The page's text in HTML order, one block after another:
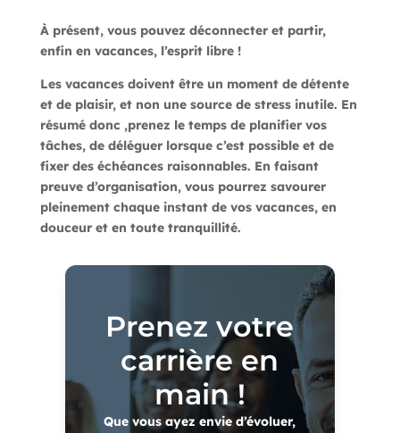
À présent, vous pouvez déconnecter et partir,
enfin en vacances, l’esprit libre !
Les vacances doivent être un moment de détente
et de plaisir, et non une source de stress inutile. En
résumé donc ,prenez le temps de planifier vos
tâches, de déléguer lorsque c’est possible et de
fixer des échéances raisonnables. En faisant
preuve d’organisation, vous pourrez savourer
pleinement chaque instant de vos vacances, en
douceur et en toute tranquillité.
Prenez votre
carrière en
main !
Que vous ayez envied’évoluer,